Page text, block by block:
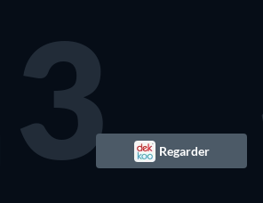
3 Regarder